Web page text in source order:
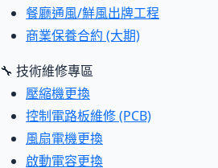
餐廳通風/鮮風出牌工程
商業保養合約 (大期)
🔧 技術維修專區
壓縮機更換
控制電路板維修 (PCB)
風扇電機更換
啟動電容更換